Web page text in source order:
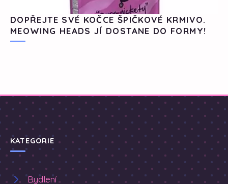
DOPŘEJTE SVÉ KOČCE ŠPIČKOVÉ KRMIVO.
MEOWING HEADS JÍ DOSTANE DO FORMY!
KATEGORIE
Bydlení